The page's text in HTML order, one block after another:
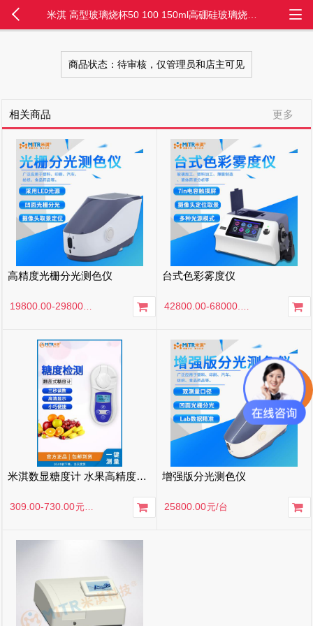
商品状态：待审核，仅管理员和店主可见
相关商品 更多
高精度光栅分光测色仪
19800.00-29800.00
台式色彩雾度仪
42800.00-68000.00
米淇数显糖度计 水果高精度测糖仪 瓜果甜度测试仪蜂蜜手持折光仪
309.00-730.00元/台
增强版分光测色仪
25800.00元/台